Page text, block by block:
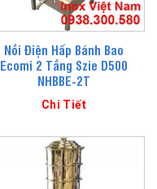
Nồi Điện Hấp Bánh Bao
Ecomi 2 Tầng Szie D500
NHBBE-2T
Chi Tiết